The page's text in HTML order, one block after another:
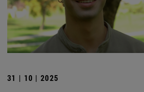
31 | 10 | 2025